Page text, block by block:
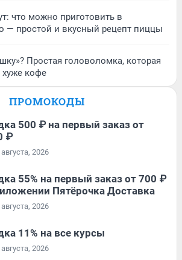
что можно приготовить в
— простой и вкусный рецепт пиццы
Простая головоломка, которая
хуже кофе
ПРОМОКОДЫ
500 ₽ на первый заказ от
₽
2026
55% на первый заказ от 700 ₽
Пятёрочка Доставка
2026
11% на все курсы
2026